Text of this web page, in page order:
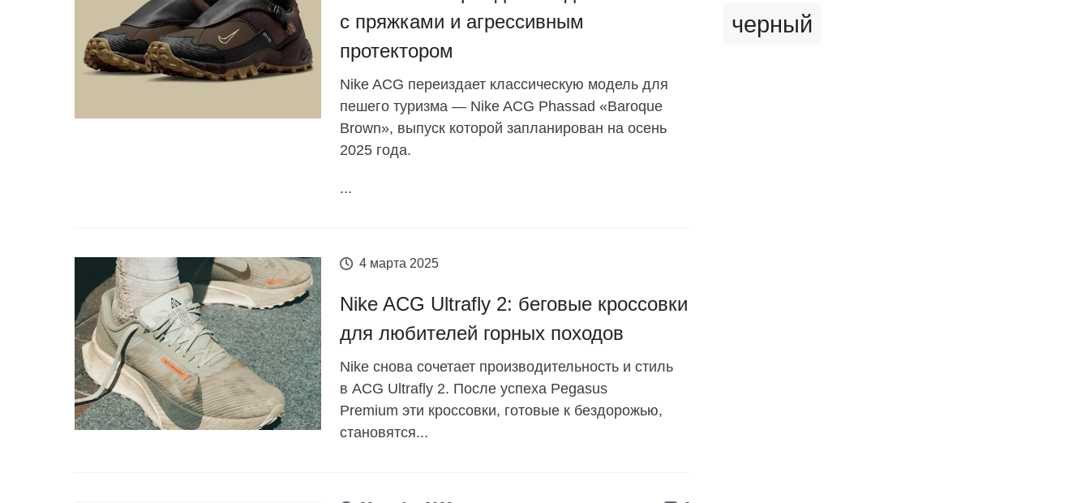
с пряжками и агрессивным
протектором
Nike ACG переиздает классическую модель для
пешего туризма — Nike ACG Phassad «Baroque
Brown», выпуск которой запланирован на осень
2025 года.
...
4 марта 2025
Nike ACG Ultrafly 2: беговые кроссовки
для любителей горных походов
Nike снова сочетает производительность и стиль
в ACG Ultrafly 2. После успеха Pegasus
Premium эти кроссовки, готовые к бездорожью,
становятся...
черный